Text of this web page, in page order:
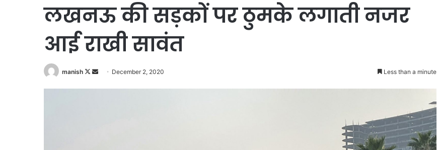
लखनऊ की सड़कों पर ठुमके लगाती नजर
आई राखी सावंत
manish
Follow
Send December 2, 2020 Less than a minute